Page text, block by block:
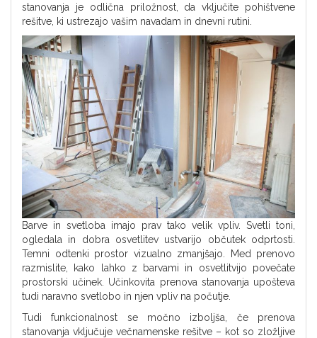
stanovanja je odlična priložnost, da vključite pohištvene
rešitve, ki ustrezajo vašim navadam in dnevni rutini.
Barve in svetloba imajo prav tako velik vpliv. Svetli toni,
ogledala in dobra osvetlitev ustvarijo občutek odprtosti.
Temni odtenki prostor vizualno zmanjšajo. Med prenovo
razmislite, kako lahko z barvami in osvetlitvijo povečate
prostorski učinek. Učinkovita prenova stanovanja upošteva
tudi naravno svetlobo in njen vpliv na počutje.
Tudi funkcionalnost se močno izboljša, če prenova
stanovanja vključuje večnamenske rešitve – kot so zložljive